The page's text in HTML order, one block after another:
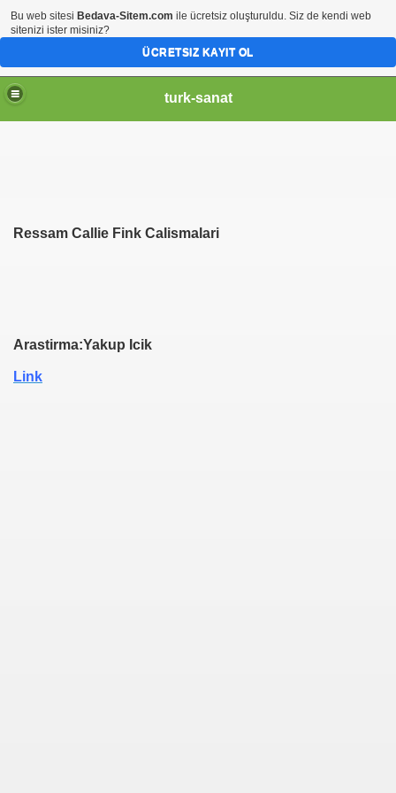
turk-sanat
Ressam Callie Fink Calismalari
Arastirma:Yakup Icik
Link
Bu web sitesi Bedava-Sitem.com ile ücretsiz oluşturuldu. Siz de kendi web
sitenizi ister misiniz?
ÜCRETSIZ KAYIT OL